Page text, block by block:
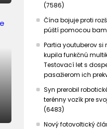
(7586)
Čína bojuje proti
púští pomocou
Partia youtuberov si
kupila funkčnú
Testovací let s
pasažierom ich
Syn prerobil
terénny vozík pre
(6483)
Nový fotovoltický